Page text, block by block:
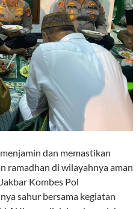
dan memastikan
ramadhan di wilayahnya aman
Kombes Pol
sahur bersama kegiatan